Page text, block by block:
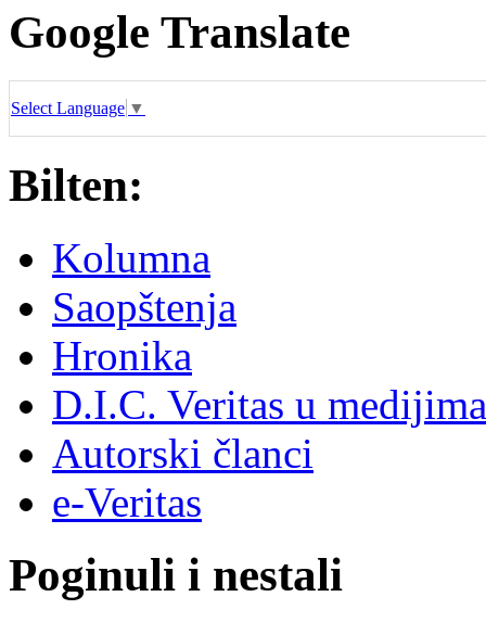
Google Translate
Select Language ▼
Bilten:
Kolumna
Saopštenja
Hronika
D.I.C. Veritas u medijima
Autorski članci
e-Veritas
Poginuli i nestali